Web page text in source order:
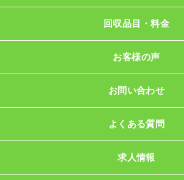
回収品目・料金
お客様の声
お問い合わせ
よくある質問
求人情報